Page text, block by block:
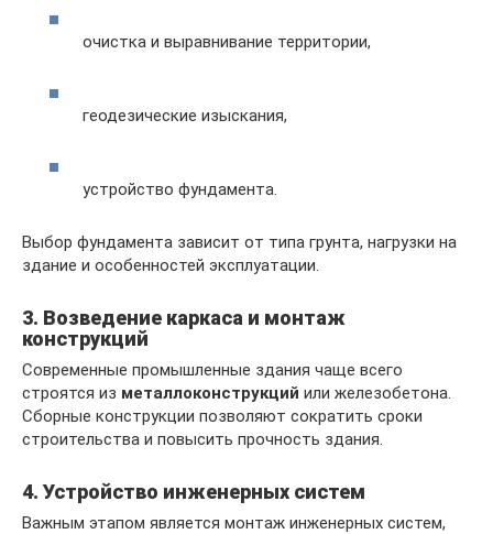
очистка и выравнивание территории,
геодезические изыскания,
устройство фундамента.
Выбор фундамента зависит от типа грунта, нагрузки на
здание и особенностей эксплуатации.
3. Возведение каркаса и монтаж
конструкций
Современные промышленные здания чаще всего
строятся из металлоконструкций или железобетона.
Сборные конструкции позволяют сократить сроки
строительства и повысить прочность здания.
4. Устройство инженерных систем
Важным этапом является монтаж инженерных систем,